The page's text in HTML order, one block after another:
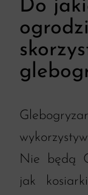
Do
Nie będą
jak